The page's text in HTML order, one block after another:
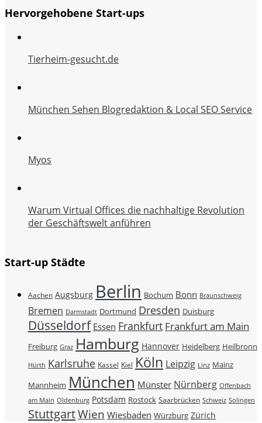
Hervorgehobene Start-ups
Tierheim-gesucht.de
München Sehen Blogredaktion & Local SEO Service
Myos
Warum Virtual Offices die nachhaltige Revolution
der Geschäftswelt anführen
Start-up Städte
Aachen Augsburg Berlin Bochum Bonn Braunschweig
Bremen Darmstadt Dortmund Dresden Duisburg
Düsseldorf Essen Frankfurt Frankfurt am Main
Freiburg Graz Hamburg Hannover Heidelberg Heilbronn
Hürth Karlsruhe Kassel Kiel Köln Leipzig Linz Mainz
Mannheim München Münster Nürnberg Offenbach
am Main Oldenburg Potsdam Rostock Saarbrücken Schweiz Solingen
StuttgartWien Wiesbaden Würzburg Zürich